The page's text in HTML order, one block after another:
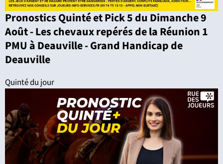
Pronostics Quinté et Pick 5 du Dimanche 9
Août - Les chevaux repérés de la Réunion 1
PMU à Deauville - Grand Handicap de
Deauville
Quinté du jour